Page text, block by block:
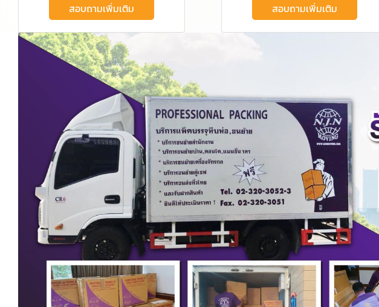
สอบถามเพิ่มเติม
สอบถามเพิ่มเติม